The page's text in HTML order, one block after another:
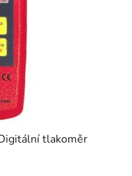
tlakoměr